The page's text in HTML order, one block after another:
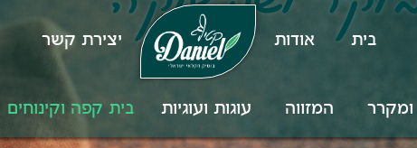
בית אודות יצירת קשר
ומקרר המזווה עוגות ועוגיות בית קפה וקינוחים